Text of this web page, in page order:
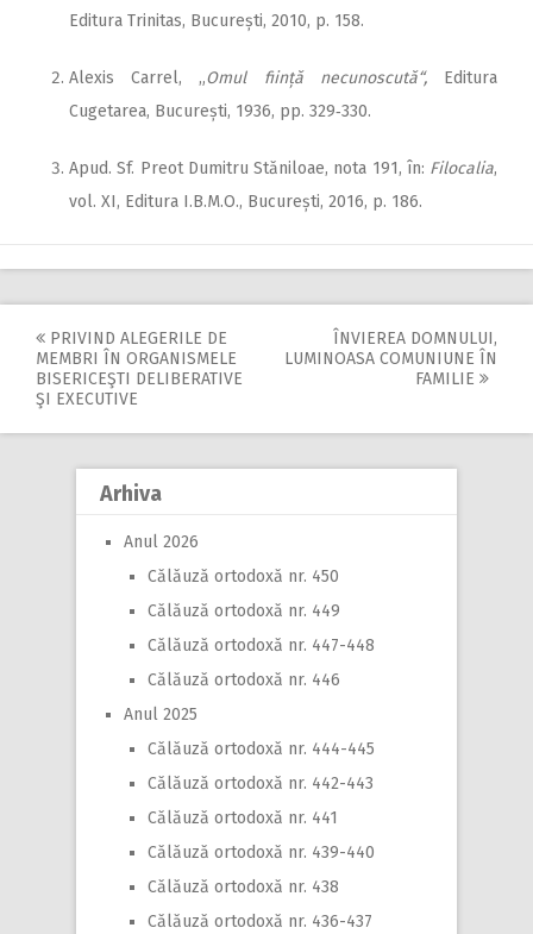
Editura Trinitas, București, 2010, p. 158.
Alexis Carrel, „Omul ființă necunoscută“,Editura
Cugetarea, București, 1936, pp. 329‑330.
Apud. Sf. Preot Dumitru Stăniloae, nota 191, în: Filocalia,
vol. XI, Editura I.B.M.O., București, 2016, p. 186.
Post
navigation
PRIVIND ALEGERILE DE
MEMBRI ÎN ORGANISMELE
BISERICEŞTI DELIBERATIVE
ŞI EXECUTIVE
ÎNVIEREA DOMNULUI,
LUMINOASA COMUNIUNE ÎN
FAMILIE
Arhiva
Anul 2026
Călăuză ortodoxă nr. 450
Călăuză ortodoxă nr. 449
Călăuză ortodoxă nr. 447-448
Călăuză ortodoxă nr. 446
Anul 2025
Călăuză ortodoxă nr. 444-445
Călăuză ortodoxă nr. 442-443
Călăuză ortodoxă nr. 441
Călăuză ortodoxă nr. 439-440
Călăuză ortodoxă nr. 438
Călăuză ortodoxă nr. 436-437